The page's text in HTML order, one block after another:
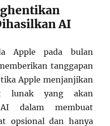
AI
Apple pada bulan
tanggapan
Apple menjanjikan
lunak yang akan
dalam membuat
opsional dan hanya